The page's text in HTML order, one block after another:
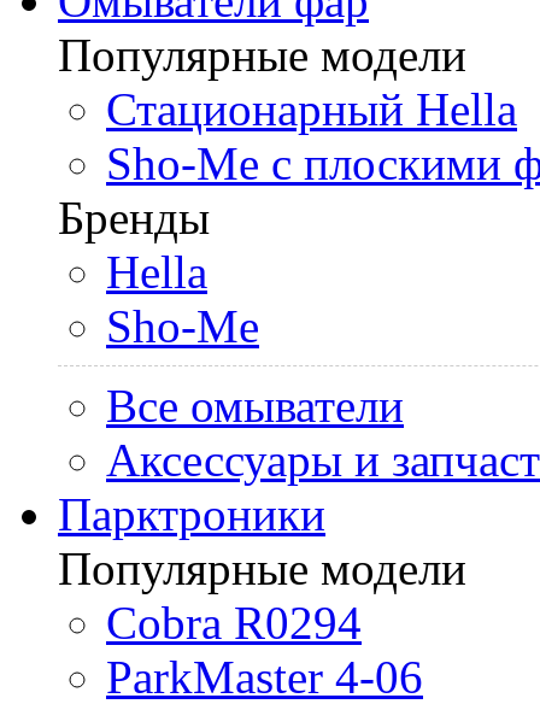
Популярные модели
Стационарный Hella
Sho-Me с плоскими
Бренды
Hella
Sho-Me
Все омыватели
Аксессуары и
Парктроники
Популярные модели
Cobra R0294
ParkMaster 4-06